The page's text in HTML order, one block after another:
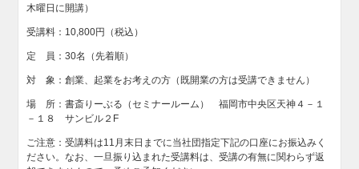
木曜日に開講）
受講料：10,800円（税込）
定 員：30名（先着順）
対 象：創業、起業をお考えの方（既開業の方は受講できません）
場 所：書斎りーぶる（セミナールーム） 福岡市中央区天神４－１
－１８ サンビル２F
ご注意：受講料は11月末日までに当社団指定下記の口座にお振込みく
ださい。なお、一旦振り込まれた受講料は、受講の有無に関わらず返